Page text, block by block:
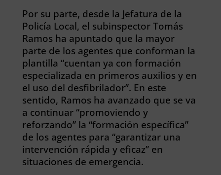
Por su parte, desde la Jefatura de la
Policía Local, el subinspector Tomás
Ramos ha apuntado que la mayor
parte de los agentes que conforman la
plantilla “cuentan ya con formación
especializada en primeros auxilios y en
el uso del desfibrilador”. En este
sentido, Ramos ha avanzado que se va
a continuar “promoviendo y
reforzando” la “formación específica”
de los agentes para “garantizar una
intervención rápida y eficaz” en
situaciones de emergencia.